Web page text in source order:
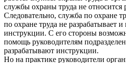
службы охраны труда не относится
Следовательно, служба по охране
по охране труда не разрабатывает и
инструкции. С его стороны
помощь руководителям
разрабатывают инструкции.
Но на практике руководители